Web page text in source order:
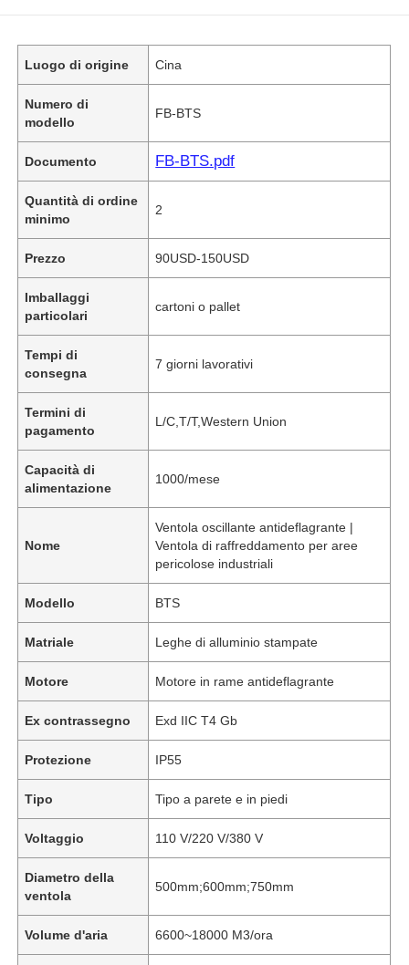
Luogo di origine Cina
Numero di
modello
FB-BTS
Documento FB-BTS.pdf
Quantità di ordine
minimo
2
Prezzo 90USD-150USD
Imballaggi
particolari
cartoni o pallet
Tempi di
consegna
7 giorni lavorativi
Termini di
pagamento
L/C,T/T,Western Union
Capacità di
alimentazione
1000/mese
Nome
Ventola oscillante antideflagrante |
Ventola di raffreddamento per aree
pericolose industriali
Modello BTS
Matriale Leghe di alluminio stampate
Motore Motore in rame antideflagrante
Ex contrassegno Exd IIC T4 Gb
Protezione IP55
Tipo Tipo a parete e in piedi
Voltaggio 110 V/220 V/380 V
Diametro della
ventola
500mm;600mm;750mm
Volume d'aria 6600~18000 M3/ora